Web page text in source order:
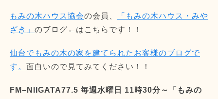
もみの木ハウス協会の会員、
「もみの木ハウス・みや
ざき」 のブログ←はこちらです！！
仙台でもみの木の家を建てられたお客様のブログで
す。 面白いので見てみてください！！
FM–NIIGATA77.5 毎週水曜日 11時30分～「もみの